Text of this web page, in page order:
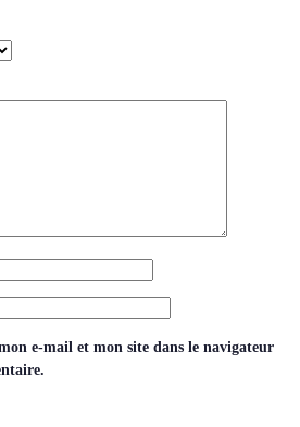
e-mail et mon site dans le navigateur